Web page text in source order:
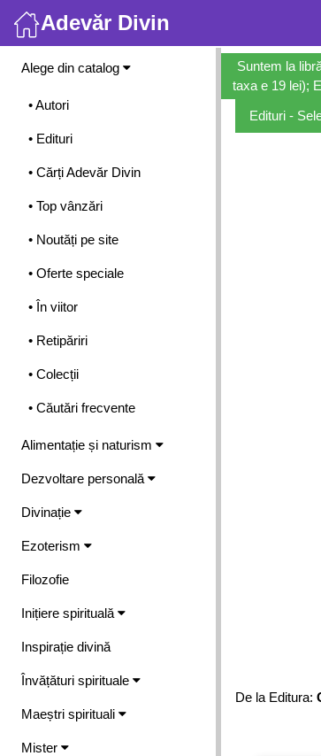
Adevăr Divin
Meniu
Alege din catalog
• Autori
• Edituri
• Cărți Adevăr Divin
• Top vânzări
• Noutăți pe site
• Oferte speciale
• În viitor
• Retipăriri
• Colecții
• Căutări frecvente
Alimentație și naturism
Dezvoltare personală
Divinație
Ezoterism
Filozofie
Inițiere spirituală
Inspirație divină
Învățături spirituale
Maeștri spirituali
Mister
Suntem la
taxa e 19 lei);
Edituri -
De la Editura: